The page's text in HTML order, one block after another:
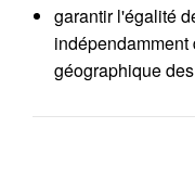
garantir l'égalité
géographique